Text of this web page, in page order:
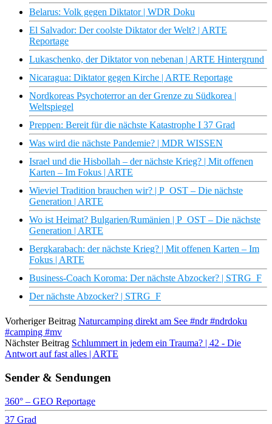
Belarus: Volk gegen Diktator | WDR Doku
El Salvador: Der coolste Diktator der Welt? | ARTE
Reportage
Lukaschenko, der Diktator von nebenan | ARTE Hintergrund
Nicaragua: Diktator gegen Kirche | ARTE Reportage
Nordkoreas Psychoterror an der Grenze zu Südkorea |
Weltspiegel
Preppen: Bereit für die nächste Katastrophe I 37 Grad
Was wird die nächste Pandemie? | MDR WISSEN
Israel und die Hisbollah – der nächste Krieg? | Mit offenen
Karten – Im Fokus | ARTE
Wieviel Tradition brauchen wir? | P_OST – Die nächste
Generation | ARTE
Wo ist Heimat? Bulgarien/Rumänien | P_OST – Die nächste
Generation | ARTE
Bergkarabach: der nächste Krieg? | Mit offenen Karten – Im
Fokus | ARTE
Business-Coach Koroma: Der nächste Abzocker? | STRG_F
Der nächste Abzocker? | STRG_F
Vorheriger Beitrag Naturcamping direkt am See #ndr #ndrdoku
#camping #mv
Nächster Beitrag Schlummert in jedem ein Trauma? | 42 - Die
Antwort auf fast alles | ARTE
Sender & Sendungen
360° – GEO Reportage
37 Grad